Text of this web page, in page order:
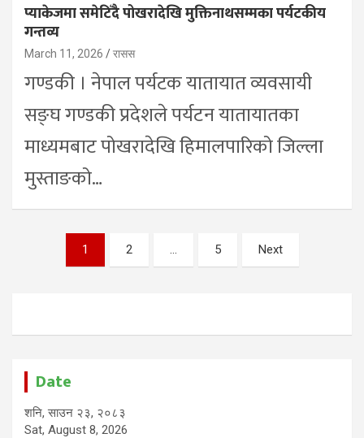
प्याकेजमा समेटिँदै पोखरादेखि मुक्तिनाथसम्मका पर्यटकीय
गन्तव्य
March 11, 2026 रासस
गण्डकी । नेपाल पर्यटक यातायात व्यवसायी
सङ्घ गण्डकी प्रदेशले पर्यटन यातायातका
माध्यमबाट पोखरादेखि हिमालपारिको जिल्ला
मुस्ताङको…
pagination
1 2 … 5 Next
Date
शनि, साउन २३, २०८३
Sat, August 8, 2026